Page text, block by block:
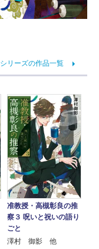
リーズの作品一覧
准教授・高槻彰良の推
察３ 呪いと祝いの語り
ごと
澤村 御影 他